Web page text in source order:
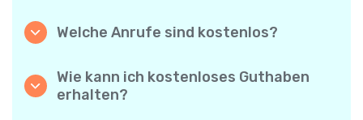
Handys – Sie können also jeden nach Asien
Welche Anrufe sind kostenlos?
kostenlos, wenn beide Nutzer die App
verwenden und mit dem Internet verbunden
sind. Wählen Sie einfach die Option
Wie kann ich kostenloses Guthaben
erhalten?